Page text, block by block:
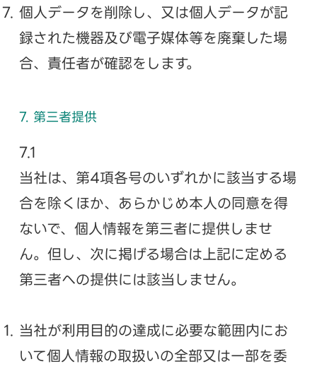
個人データを削除し、又は個人データが記
録された機器及び電子媒体等を廃棄した場
合、責任者が確認をします。
7. 第三者提供
7.1
当社は、第4項各号のいずれかに該当する場
合を除くほか、あらかじめ本人の同意を得
ないで、個人情報を第三者に提供しませ
ん。但し、次に掲げる場合は上記に定める
第三者への提供には該当しません。
当社が利用目的の達成に必要な範囲内にお
いて個人情報の取扱いの全部又は一部を委